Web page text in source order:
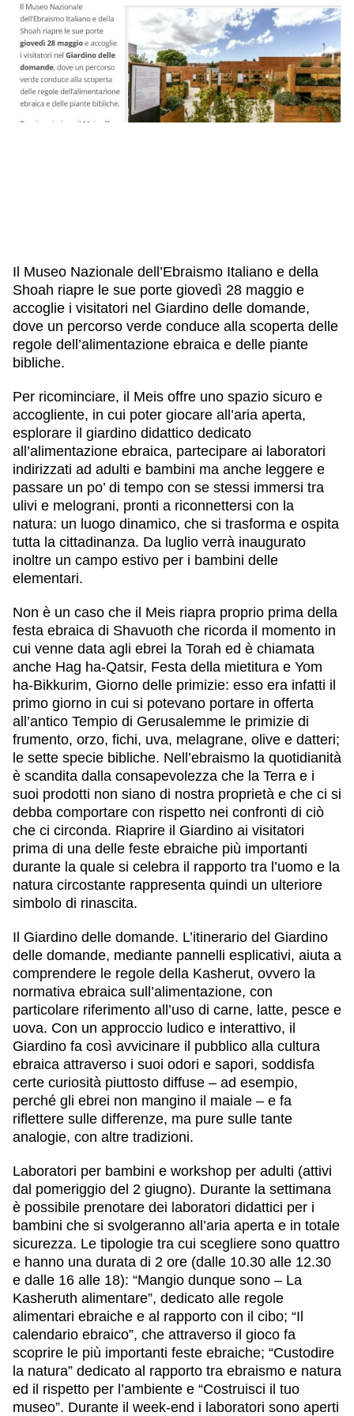
IL NOSTRO STAFF
EDUCAZIONE
SCUOLE
INSEGNANTI
GIOVANI, ADULTI
CULTURA EBRAICA
CAPIRE L’EBRAISMO
CALENDARIO & FESTIVITÀ
OGGETTI & SIMBOLI
SHOAH
Il Museo Nazionale dell’Ebraismo Italiano e della
Shoah riapre le sue porte giovedì 28 maggio e
accoglie i visitatori nel Giardino delle domande,
dove un percorso verde conduce alla scoperta delle
regole dell’alimentazione ebraica e delle piante
bibliche.
Per ricominciare, il Meis offre uno spazio sicuro e
accogliente, in cui poter giocare all’aria aperta,
esplorare il giardino didattico dedicato
all’alimentazione ebraica, partecipare ai laboratori
indirizzati ad adulti e bambini ma anche leggere e
passare un po’ di tempo con se stessi immersi tra
ulivi e melograni, pronti a riconnettersi con la
natura: un luogo dinamico, che si trasforma e ospita
tutta la cittadinanza. Da luglio verrà inaugurato
inoltre un campo estivo per i bambini delle
elementari.
Non è un caso che il Meis riapra proprio prima della
festa ebraica di Shavuoth che ricorda il momento in
cui venne data agli ebrei la Torah ed è chiamata
anche Hag ha-Qatsir, Festa della mietitura e Yom
ha-Bikkurim, Giorno delle primizie: esso era infatti il
primo giorno in cui si potevano portare in offerta
all’antico Tempio di Gerusalemme le primizie di
frumento, orzo, fichi, uva, melagrane, olive e datteri;
le sette specie bibliche. Nell’ebraismo la quotidianità
è scandita dalla consapevolezza che la Terra e i
suoi prodotti non siano di nostra proprietà e che ci si
debba comportare con rispetto nei confronti di ciò
che ci circonda. Riaprire il Giardino ai visitatori
prima di una delle feste ebraiche più importanti
durante la quale si celebra il rapporto tra l’uomo e la
natura circostante rappresenta quindi un ulteriore
simbolo di rinascita.
Il Giardino delle domande. L’itinerario del Giardino
delle domande, mediante pannelli esplicativi, aiuta a
comprendere le regole della Kasherut, ovvero la
normativa ebraica sull’alimentazione, con
particolare riferimento all’uso di carne, latte, pesce e
uova. Con un approccio ludico e interattivo, il
Giardino fa così avvicinare il pubblico alla cultura
ebraica attraverso i suoi odori e sapori, soddisfa
certe curiosità piuttosto diffuse – ad esempio,
perché gli ebrei non mangino il maiale – e fa
riflettere sulle differenze, ma pure sulle tante
analogie, con altre tradizioni.
Laboratori per bambini e workshop per adulti (attivi
dal pomeriggio del 2 giugno). Durante la settimana
è possibile prenotare dei laboratori didattici per i
bambini che si svolgeranno all’aria aperta e in totale
sicurezza. Le tipologie tra cui scegliere sono quattro
e hanno una durata di 2 ore (dalle 10.30 alle 12.30
e dalle 16 alle 18): “Mangio dunque sono – La
Kasheruth alimentare”, dedicato alle regole
alimentari ebraiche e al rapporto con il cibo; “Il
calendario ebraico”, che attraverso il gioco fa
scoprire le più importanti feste ebraiche; “Custodire
la natura” dedicato al rapporto tra ebraismo e natura
ed il rispetto per l’ambiente e “Costruisci il tuo
museo”. Durante il week-end i laboratori sono aperti